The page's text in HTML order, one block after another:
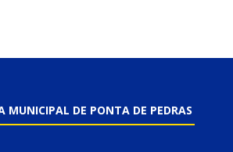
MUNICIPAL DE PONTA DE PEDRAS